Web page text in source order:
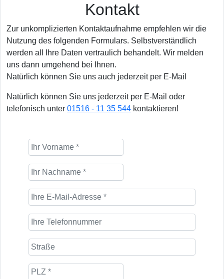
Kontakt
Zur unkomplizierten Kontaktaufnahme empfehlen wir die
Nutzung des folgenden Formulars. Selbstverständlich
werden all Ihre Daten vertraulich behandelt. Wir melden
uns dann umgehend bei Ihnen.
Natürlich können Sie uns auch jederzeit per E-Mail
Natürlich können Sie uns jederzeit per E-Mail oder
telefonisch unter 01516 - 11 35 544 kontaktieren!